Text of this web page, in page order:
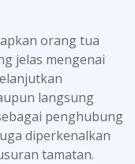
orang tua
jelas mengenai
langsung
penghubung
diperkenalkan
tamatan.